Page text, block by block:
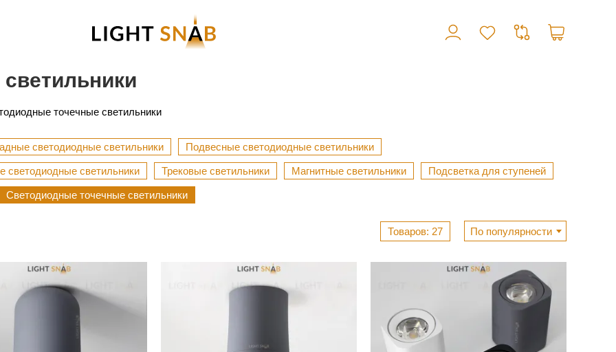
точечные светильники
светодиодные светильники Подвесные светодиодные светильники
светодиодные светильники Трековые светильники Магнитные светильники Подсветка для ступеней
Светодиодные точечные светильники
27 По популярности